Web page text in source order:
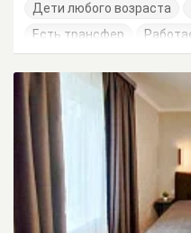
Дети любого возраста
Есть трансфер